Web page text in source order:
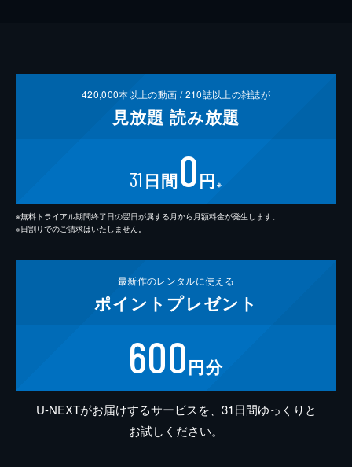
420,000本以上の動画 /210誌以上の雑誌が
見放題 読み放題
31 日間0円 ※
※無料トライアル期間終了日の翌日が属する月から月額料金が発生します。
※日割りでのご請求はいたしません。
最新作のレンタルに使える
ポイント プレゼント
600円分
U-NEXTがお届けするサービスを、31日間ゆっくりと
お試しください。